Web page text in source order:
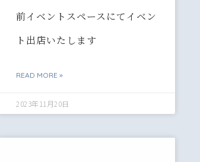
前イベントスペースにてイベン
ト出店いたします
READ MORE »
2023年11月20日